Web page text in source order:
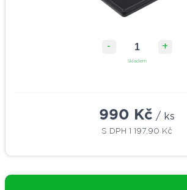
- +
Skladem
990 Kč / ks
S DPH 1 197,90 Kč